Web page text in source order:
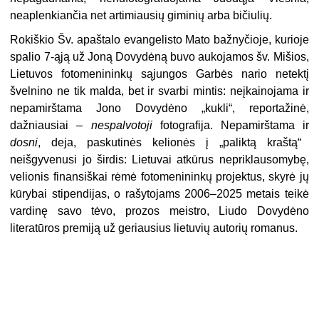
neaplenkiančia net artimiausių giminių arba bičiulių.
Rokiškio Šv. apaštalo evangelisto Mato bažnyčioje, kurioje
spalio 7-ąją už Joną Dovydėną buvo aukojamos šv. Mišios,
Lietuvos fotomenininkų sąjungos Garbės nario netektį
švelnino ne tik malda, bet ir svarbi mintis: neįkainojama ir
nepamirštama Jono Dovydėno „kukli“, reportažinė,
dažniausiai – nespalvotojifotografija. Nepamirštama ir
dosni, deja, paskutinės kelionės į „paliktą kraštą“
neišgyvenusi jo širdis: Lietuvai atkūrus nepriklausomybę,
velionis finansiškai rėmė fotomenininkų projektus, skyrė jų
kūrybai stipendijas, o rašytojams 2006–2025 metais teikė
vardinę savo tėvo, prozos meistro, Liudo Dovydėno
literatūros premiją už geriausius lietuvių autorių romanus.